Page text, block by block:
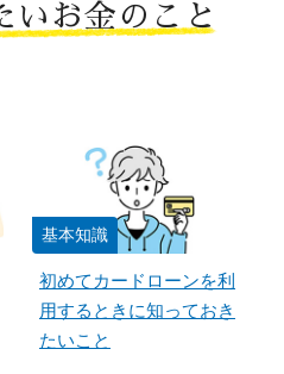
いお金のこと
基本知識
初めてカードローンを利
用するときに知っておき
たいこと